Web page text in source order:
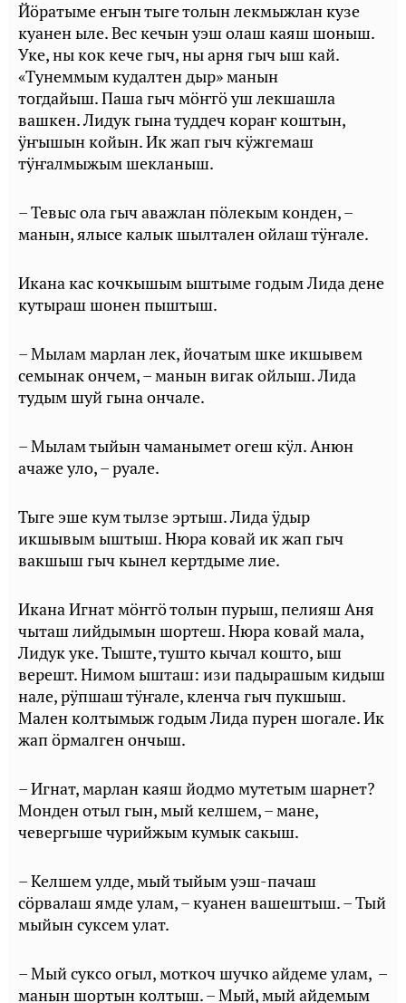
Йӧратыме еҥын тыге толын лекмыжлан кузе
куанен ыле. Вес кечын уэш олаш каяш шоныш.
Уке, ны кок кече гыч, ны арня гыч ыш кай.
«Тунеммым кудалтен дыр» манын
тогдайыш. Паша гыч мӧҥгӧ уш лекшашла
вашкен. Лидук гына туддеч кораҥ коштын,
ӱҥышын койын. Ик жап гыч кӱжгемаш
тӱҥалмыжым шекланыш.
– Тевыс ола гыч аважлан пӧлекым конден, –
манын, ялысе калык шылтален ойлаш тӱҥале.
Икана кас кочкышым ыштыме годым Лида дене
кутыраш шонен пыштыш.
– Мылам марлан лек, йочатым шке икшывем
семынак ончем, – манын вигак ойлыш. Лида
тудым шуй гына ончале.
– Мылам тыйын чаманымет огеш кӱл. Анюн
ачаже уло, – руале.
Тыге эше кум тылзе эртыш. Лида ӱдыр
икшывым ыштыш. Нюра ковай ик жап гыч
вакшыш гыч кынел кертдыме лие.
Икана Игнат мӧҥгӧ толын пурыш, пелияш Аня
чыташ лийдымын шортеш. Нюра ковай мала,
Лидук уке. Тыште, тушто кычал кошто, ыш
верешт. Нимом ышташ: изи падырашым кидыш
нале, рӱпшаш тӱҥале, кленча гыч пукшыш.
Мален колтымыж годым Лида пурен шогале. Ик
жап ӧрмалген ончыш.
– Игнат, марлан каяш йодмо мутетым шарнет?
Монден отыл гын, мый келшем, – мане,
чевергыше чурийжым кумык сакыш.
– Келшем улде, мый тыйым уэш-пачаш
сӧрвалаш ямде улам, – куанен вашештыш. – Тый
мыйын суксем улат.
– Мый суксо огыл, моткоч шучко айдеме улам, –
манын шортын колтыш. – Мый, мый айдемым